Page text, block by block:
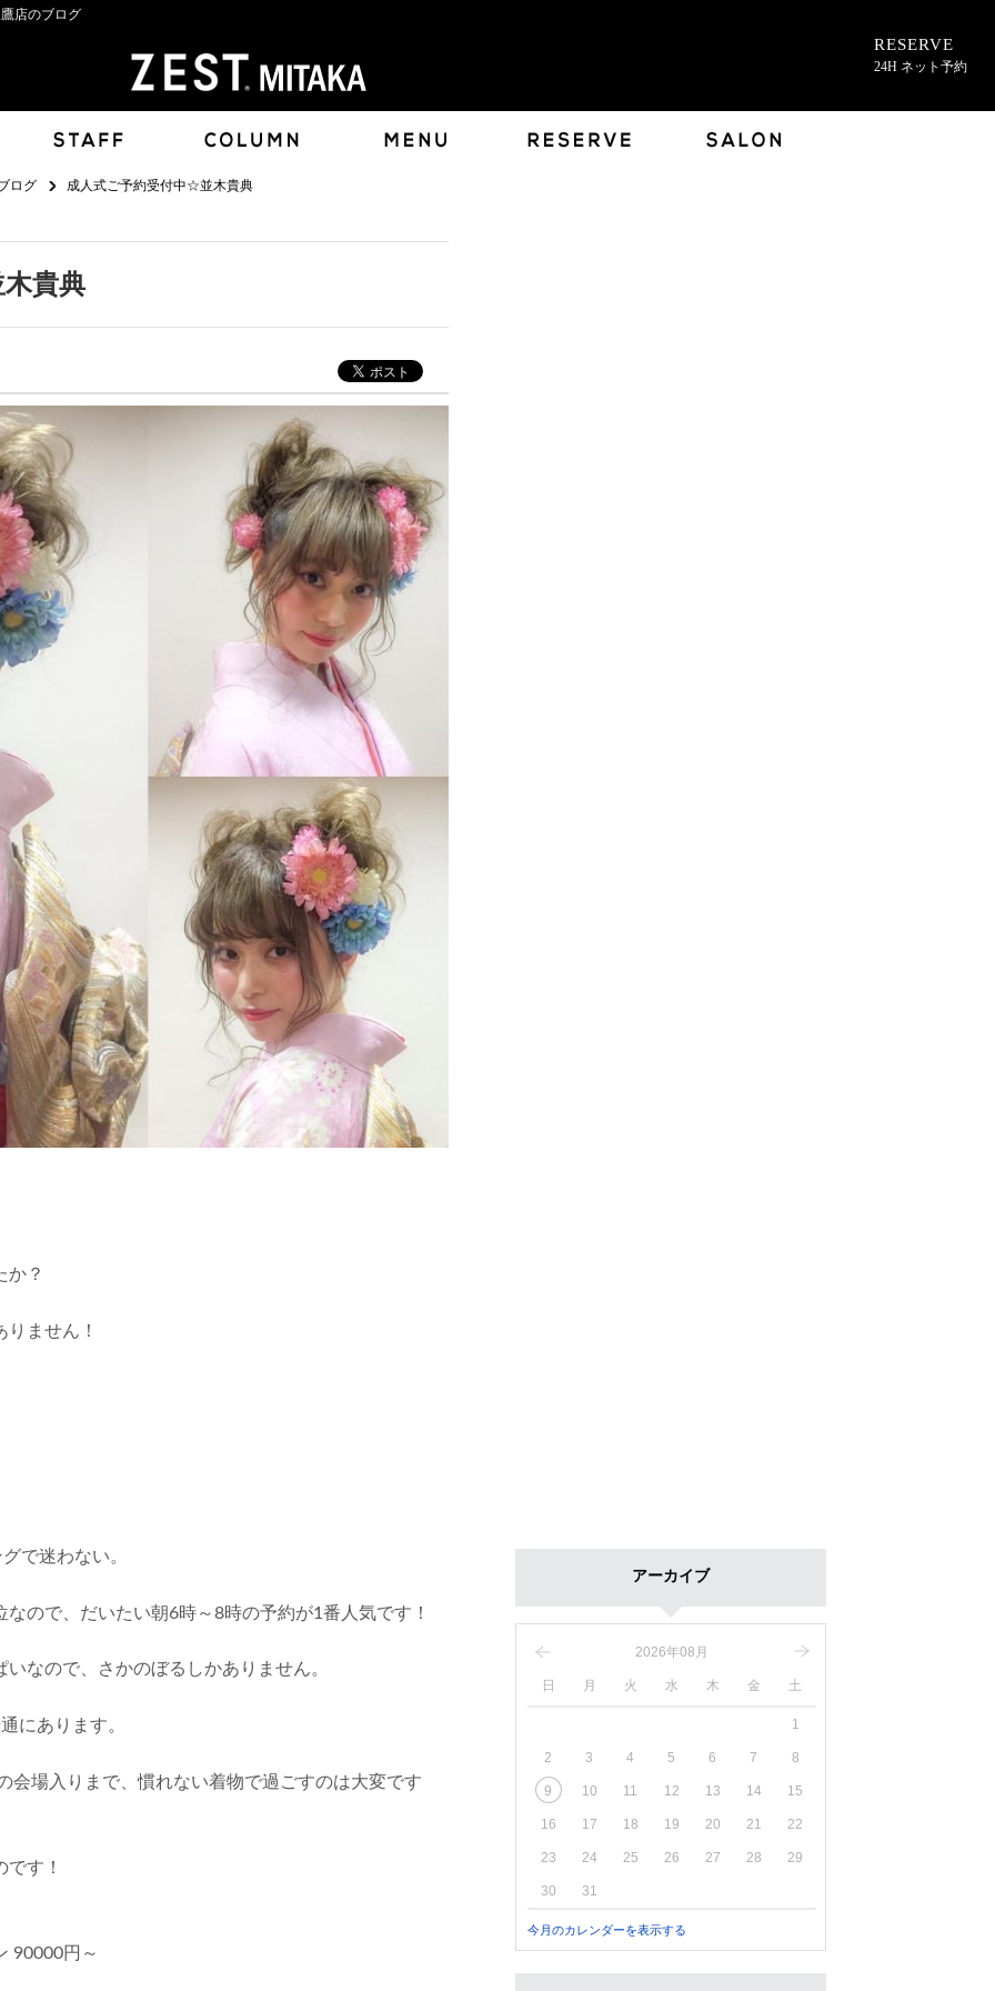
店のブログ
RESERVE
24H ネット予約
ログ 成人式ご予約受付中☆並木貴典
貴典
か？
ません！
で迷わない。
ので、だいたい朝6時～8時の予約が1番人気です！
なので、さかのぼるしかありません。
にあります。
会場入りまで、慣れない着物で過ごすのは大変です
す！
90000円～
アーカイブ
2026年08月
日 月 火 水 木 金 土
1
2 3 4 5 6 7 8
9 10 11 12 13 14 15
16 17 18 19 20 21 22
23 24 25 26 27 28 29
30 31
今月のカレンダーを表示する